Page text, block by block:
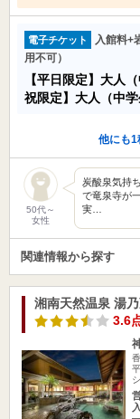
電子チケット
入館料+
用不可）
【平日限定】大人
祝限定】大人（中学
他にも1
50代～
女性
炭酸泉気持
で竜泉寺が
実…
関連情報から探す
湘南天然温泉 湯
3.6